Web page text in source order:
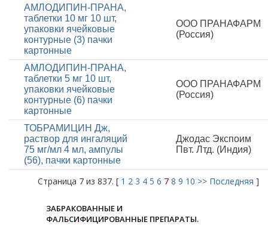
АМЛОДИПИН-ПРАНА,
таблетки 10 мг 10 шт,
упаковки ячейковые
контурные (3) пачки
картонные
ООО ПРАНАФАРМ
(Россия)
АМЛОДИПИН-ПРАНА,
таблетки 5 мг 10 шт,
упаковки ячейковые
контурные (6) пачки
картонные
ООО ПРАНАФАРМ
(Россия)
ТОБРАМИЦИН Дж,
раствор для ингаляций
75 мг/мл 4 мл, ампулы
(56), пачки картонные
Джодас Экспоим
Пвт. Лтд. (Индия)
Страница 7 из 837. [ 1 2 3 4 5 6 7 8 9 10 >> Последняя ]
ЗАБРАКОВАННЫЕ И
ФАЛЬСИФИЦИРОВАННЫЕ ПРЕПАРАТЫ.